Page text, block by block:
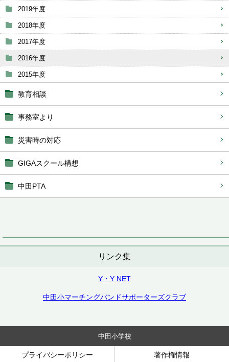
2019年度
2018年度
2017年度
2016年度
2015年度
教育相談
事務室より
災害時の対応
GIGAスクール構想
中田PTA
リンク集
Y・Y NET
中田小マーチングバンドサポーターズクラブ
中田小学校
プライバシーポリシー 著作権情報